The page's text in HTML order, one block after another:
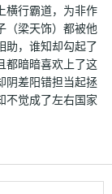
横行霸道，为非作
（梁天饰）都被他
助，谁知却勾起了
都暗暗喜欢上了这
阴差阳错担当起拯
不觉成了左右国家